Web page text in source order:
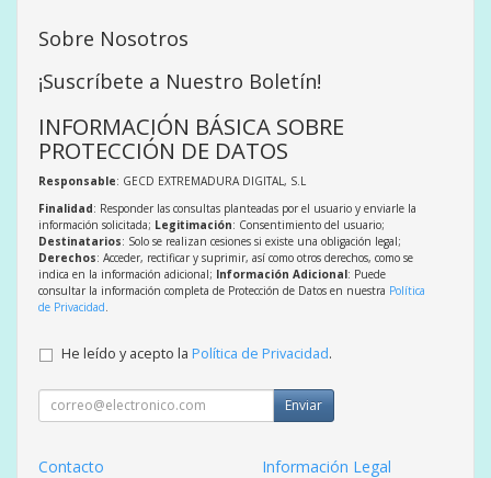
Sobre Nosotros
¡Suscríbete a Nuestro Boletín!
INFORMACIÓN BÁSICA SOBRE
PROTECCIÓN DE DATOS
Responsable: GECD EXTREMADURA DIGITAL, S.L
Finalidad: Responder las consultas planteadas por el usuario y enviarle la
información solicitada; Legitimación: Consentimiento del usuario;
Destinatarios: Solo se realizan cesiones si existe una obligación legal;
Derechos: Acceder, rectificar y suprimir, así como otros derechos, como se
indica en la información adicional; Información Adicional: Puede
consultar la información completa de Protección de Datos en nuestra Política
de Privacidad
He leído y acepto la Política de Privacidad.
Enviar
Contacto Información Legal